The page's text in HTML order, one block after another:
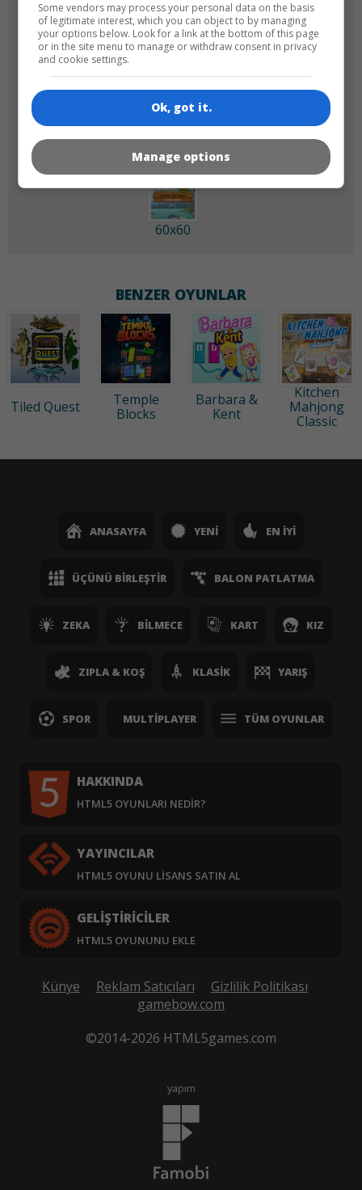
60x60
BENZER OYUNLAR
Tiled Quest
Temple
Blocks
Barbara &
Kent
Kitchen
Mahjong
Classic
ANASAYFA YENI EN İYI
ÜÇÜNÜ BIRLEŞTIR BALON PATLATMA
ZEKA BILMECE KART KIZ
ZIPLA & KOŞ KLASIK YARIŞ
SPOR MULTIPLAYER TÜM OYUNLAR
HAKKINDA
HTML5 OYUNLARI NEDIR?
YAYINCILAR
HTML5 OYUNU LISANS SATIN AL
GELIŞTIRICILER
HTML5 OYUNUNU EKLE
Künye Reklam Satıcıları
Gizlilik Politikası
gamebow.com
©2014-2026 HTML5games.com
yapım
Some vendors may process your personal data on the basis
of legitimate interest, which you can object to by managing
your options below. Look for a link at the bottom of this page
or in the site menu to manage or withdraw consent in privacy
and cookie settings.
Ok, got it.
Manage options